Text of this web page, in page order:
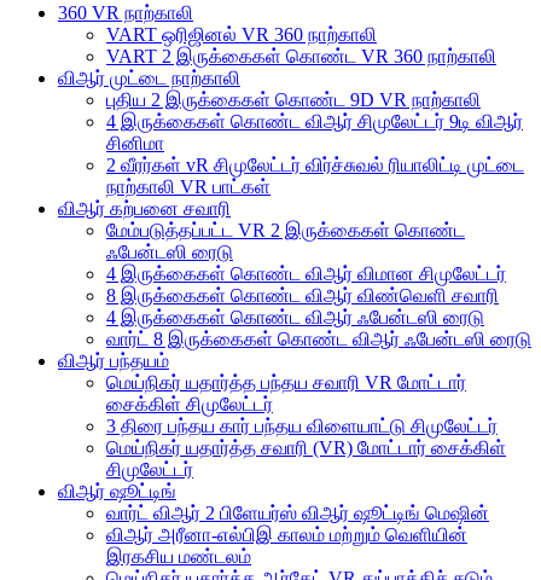
360 VR நாற்காலி
VART ஒரிஜினல் VR 360 நாற்காலி
VART 2 இருக்கைகள் கொண்ட VR 360 நாற்காலி
விஆர் முட்டை நாற்காலி
புதிய 2 இருக்கைகள் கொண்ட 9D VR நாற்காலி
4 இருக்கைகள் கொண்ட விஆர் சிமுலேட்டர் 9டி விஆர்
சினிமா
2 வீரர்கள் vR சிமுலேட்டர் விர்ச்சுவல் ரியாலிட்டி முட்டை
நாற்காலி VR பாட்கள்
விஆர் கற்பனை சவாரி
மேம்படுத்தப்பட்ட VR 2 இருக்கைகள் கொண்ட
ஃபேன்டஸி ரைடு
4 இருக்கைகள் கொண்ட விஆர் விமான சிமுலேட்டர்
8 இருக்கைகள் கொண்ட விஆர் விண்வெளி சவாரி
4 இருக்கைகள் கொண்ட விஆர் ஃபேன்டஸி ரைடு
வார்ட் 8 இருக்கைகள் கொண்ட விஆர் ஃபேன்டஸி ரைடு
விஆர் பந்தயம்
மெய்நிகர் யதார்த்த பந்தய சவாரி VR மோட்டார்
சைக்கிள் சிமுலேட்டர்
3 திரை பந்தய கார் பந்தய விளையாட்டு சிமுலேட்டர்
மெய்நிகர் யதார்த்த சவாரி (VR) மோட்டார் சைக்கிள்
சிமுலேட்டர்
விஆர் ஷூட்டிங்
வார்ட் விஆர் 2 பிளேயர்ஸ் விஆர் ஷூட்டிங் மெஷின்
விஆர் அரீனா-எல்பிஇ காலம் மற்றும் வெளியின்
இரகசிய மண்டலம்